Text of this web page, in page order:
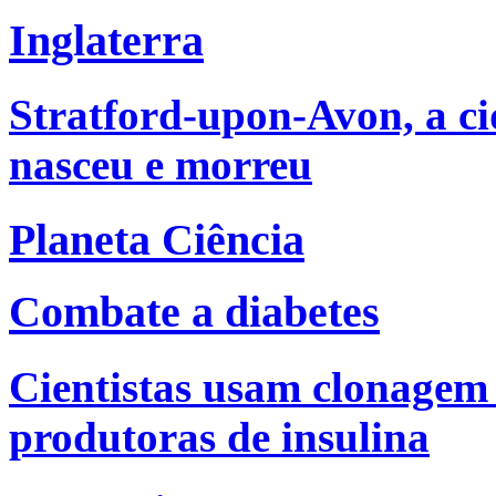
Inglaterra
Stratford-upon-Avon, a
nasceu e morreu
Planeta Ciência
Combate a diabetes
Cientistas usam
produtoras de insulina